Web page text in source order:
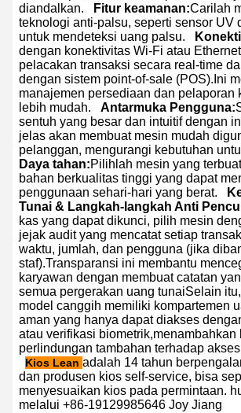
diandalkan.
Fitur keamanan:Carilah
teknologi anti-palsu, seperti sensor UV
untuk mendeteksi uang palsu.
dengan konektivitas Wi-Fi atau
pelacakan transaksi secara real-time
dengan sistem point-of-sale (POS).Ini
manajemen persediaan dan pelaporan
lebih mudah.
Antarmuka Pengguna:
sentuh yang besar dan intuitif dengan
jelas akan membuat mesin mudah
pelanggan, mengurangi kebutuhan
Daya tahan:Pilihlah mesin yang
bahan berkualitas tinggi yang dapat
penggunaan sehari-hari yang berat.
Tunai & Langkah-langkah Anti
kas yang dapat dikunci, pilih mesin
jejak audit yang mencatat setiap
waktu, jumlah, dan pengguna (jika
staf).Transparansi ini membantu
karyawan dengan membuat catatan
semua pergerakan uang tunaiSelain
model canggih memiliki kompartemen
aman yang hanya dapat diakses
atau verifikasi biometrik,menambahkan
perlindungan tambahan terhadap
Kios Lean adalah 14 tahun
dan produsen kios self-service, bisa
menyesuaikan kios pada permintaan.
melalui +86-19129985646 Joy Jiang